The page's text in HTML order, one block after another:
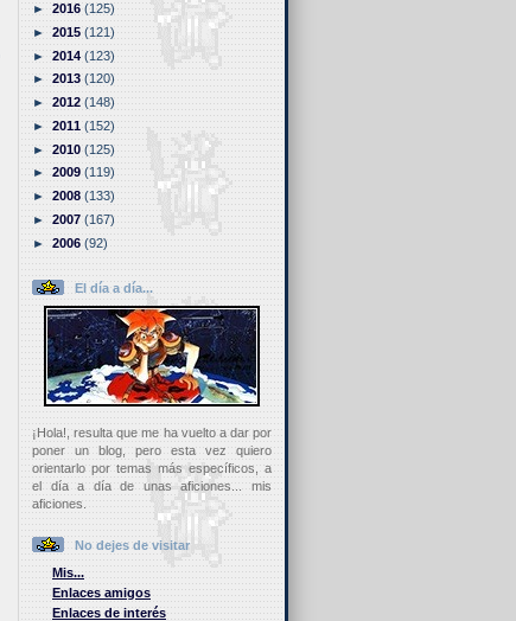
►2016(125)
►2015(121)
►2014(123)
►2013(120)
►2012(148)
►2011(152)
►2010(125)
►2009(119)
►2008(133)
►2007(167)
►2006(92)
El día a día...
¡Hola!, resulta que me ha vuelto a dar por
poner un blog, pero esta vez quiero
orientarlo por temas más específicos, a
el día a día de unas aficiones... mis
aficiones.
No dejes de visitar
Mis...
Enlaces amigos
Enlaces de interés